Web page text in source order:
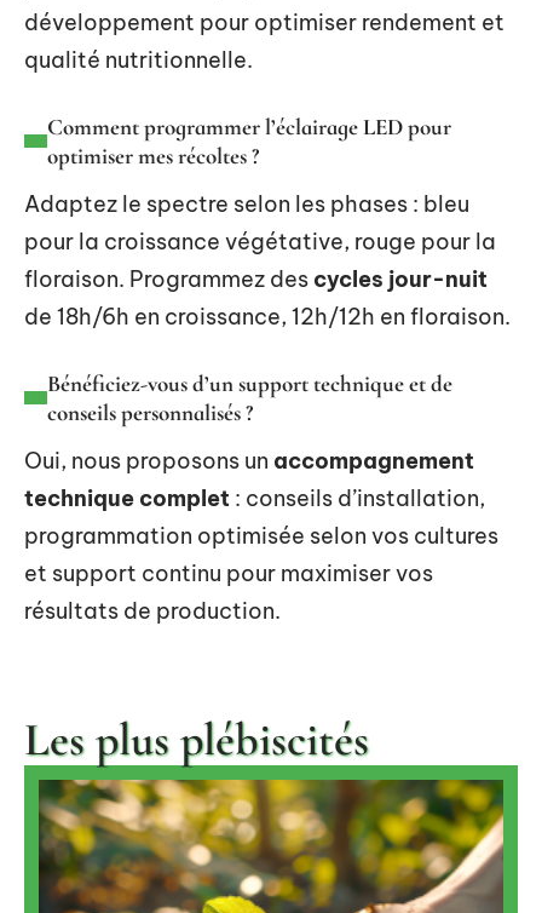
développement pour optimiser rendement et
qualité nutritionnelle.
Comment programmer l’éclairage LED pour
optimiser mes récoltes ?
Adaptez le spectre selon les phases : bleu
pour la croissance végétative, rouge pour la
floraison. Programmez des cycles jour-nuit
de 18h/6h en croissance, 12h/12h en floraison.
Bénéficiez-vous d’un support technique et de
conseils personnalisés ?
Oui, nous proposons un accompagnement
technique complet : conseils d’installation,
programmation optimisée selon vos cultures
et support continu pour maximiser vos
résultats de production.
Les plus plébiscités